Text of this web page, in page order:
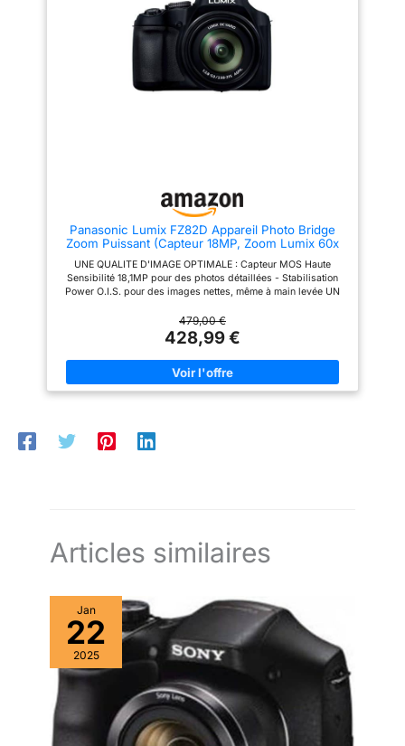
photographie facile, amusante
et sans tracas. AFFICHAGE - Le
KODAK PIXPRO AZ425 possède
pixels. BATTERIE - L'appareil
fonctionne à l'aide d'une
Visionnez vos photos et vidéos
directement sur l'écran LCD de
3 pouces, facilitant le cadrage
et la visualisation en direct.
ACCESSOIRES INCLUS -
Batterie Li-ion rechargeable,
câble USB, adaptateur secteur,
Panasonic Lumix FZ82D Appareil Photo Bridge
Zoom Puissant (Capteur 18MP, Zoom Lumix 60x
Tactile, Vidéo 4K, Stabilisation) Noir
UNE QUALITE D'IMAGE OPTIMALE : Capteur MOS Haute
Sensibilité 18,1MP pour des photos détaillées - Stabilisation
Power O.I.S. pour des images nettes, même à main levée UN
60x avec grand angle 20mm (20-1200mm) pour aller au plus
près du sujet - Ouverture F2.8 - 5.9 pour des photos
lumineuses DES FONCTIONS EXPERTES : Vidéo 4K 30p/Vidéo
Full HD 60p - Photo 4K pour réaliser une rafale de 30 i/s et
capturer l'instant parfait - Fonction Post Focus afin de vous
concentrer sur la prise de vue et faire la mise au point plus tard
0.74x) pour un cadrage confortable et précis - Écran LCD 3.0“
479,00 €
428,99 €
Articles similaires
Jan
22
2025